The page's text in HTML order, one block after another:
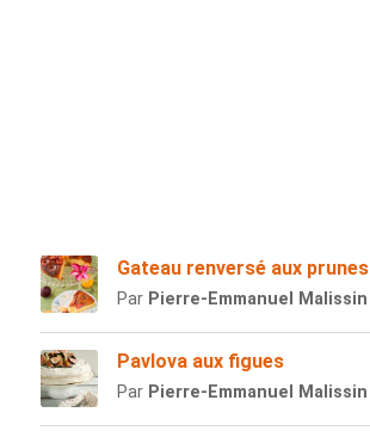
Gateau renversé aux prunes
Par Pierre-Emmanuel Malissin
Pavlova aux figues
Par Pierre-Emmanuel Malissin